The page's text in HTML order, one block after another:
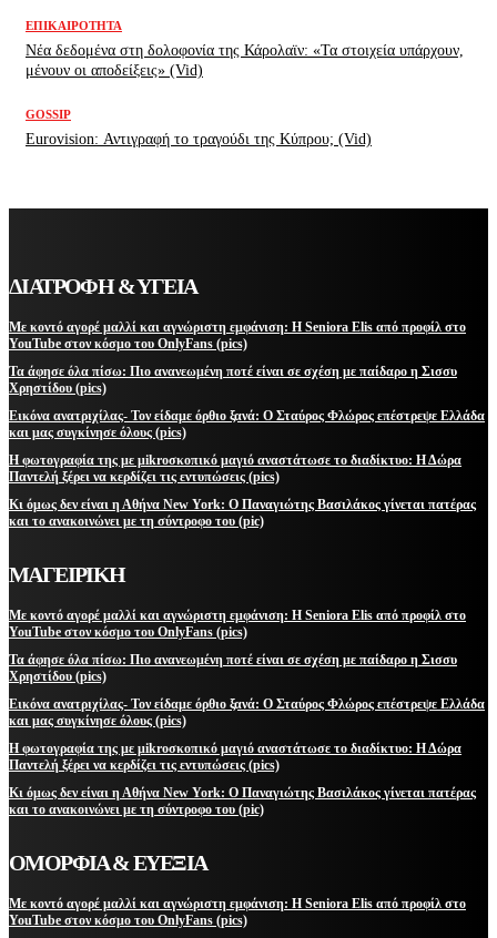
ΕΠΙΚΑΙΡΌΤΗΤΑ
Νέα δεδομένα στη δολοφονία της Κάρολαϊν: «Τα στοιχεία υπάρχουν,
μένουν οι αποδείξεις» (Vid)
GOSSIP
Eurovision: Αντιγραφή το τραγούδι της Κύπρου; (Vid)
ΔΙΑΤΡΟΦΗ & ΥΓΕΙΑ
Με κοντό αγορέ μαλλί και αγνώριστη εμφάνιση: Η Seniora Elis από προφίλ στο
YouTube στον κόσμο του OnlyFans (pics)
Τα άφησε όλα πίσω: Πιο ανανεωμένη ποτέ είναι σε σχέση με παίδαρο η Σισσυ
Χρηστίδου (pics)
Εικόνα ανατριχίλας- Τον είδαμε όρθιο ξανά: Ο Σταύρος Φλώρος επέστρεψε Ελλάδα
και μας συγκίνησε όλους (pics)
Η φωτογραφία της με μikroσκοπικό μαγιό αναστάτωσε το διαδίκτυο: Η Δώρα
Παντελή ξέρει να κερδίζει τις εντυπώσεις (pics)
Κι όμως δεν είναι η Αθήνα New York: Ο Παναγιώτης Βασιλάκος γίνεται πατέρας
και το ανακοινώνει με τη σύντροφο του (pic)
ΜΑΓΕΙΡΙΚΗ
Με κοντό αγορέ μαλλί και αγνώριστη εμφάνιση: Η Seniora Elis από προφίλ στο
YouTube στον κόσμο του OnlyFans (pics)
Τα άφησε όλα πίσω: Πιο ανανεωμένη ποτέ είναι σε σχέση με παίδαρο η Σισσυ
Χρηστίδου (pics)
Εικόνα ανατριχίλας- Τον είδαμε όρθιο ξανά: Ο Σταύρος Φλώρος επέστρεψε Ελλάδα
και μας συγκίνησε όλους (pics)
Η φωτογραφία της με μikroσκοπικό μαγιό αναστάτωσε το διαδίκτυο: Η Δώρα
Παντελή ξέρει να κερδίζει τις εντυπώσεις (pics)
Κι όμως δεν είναι η Αθήνα New York: Ο Παναγιώτης Βασιλάκος γίνεται πατέρας
και το ανακοινώνει με τη σύντροφο του (pic)
ΟΜΟΡΦΙΑ & ΕΥΕΞΙΑ
Με κοντό αγορέ μαλλί και αγνώριστη εμφάνιση: Η Seniora Elis από προφίλ στο
YouTube στον κόσμο του OnlyFans (pics)